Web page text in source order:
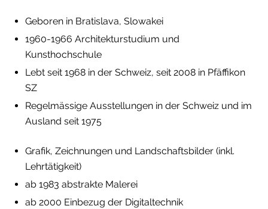
Geboren in Bratislava, Slowakei
1960-1966 Architekturstudium und
Kunsthochschule
Lebt seit 1968 in der Schweiz, seit 2008 in Pfäffikon
SZ
Regelmässige Ausstellungen in der Schweiz und im
Ausland seit 1975
Grafik, Zeichnungen und Landschaftsbilder (inkl.
Lehrtätigkeit)
ab 1983 abstrakte Malerei
ab 2000 Einbezug der Digitaltechnik